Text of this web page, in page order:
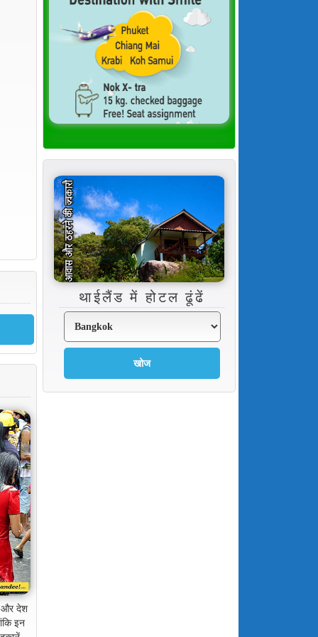
और देश
इन
थाईलैंड में होटल ढूंढें